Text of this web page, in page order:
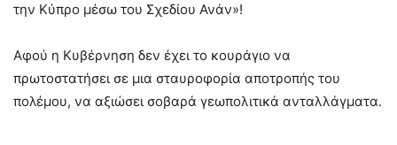
την Κύπρο μέσω του Σχεδίου Ανάν»!
Αφού η Κυβέρνηση δεν έχει το κουράγιο να
πρωτοστατήσει σε μια σταυροφορία αποτροπής του
πολέμου, να αξιώσει σοβαρά γεωπολιτικά ανταλλάγματα.